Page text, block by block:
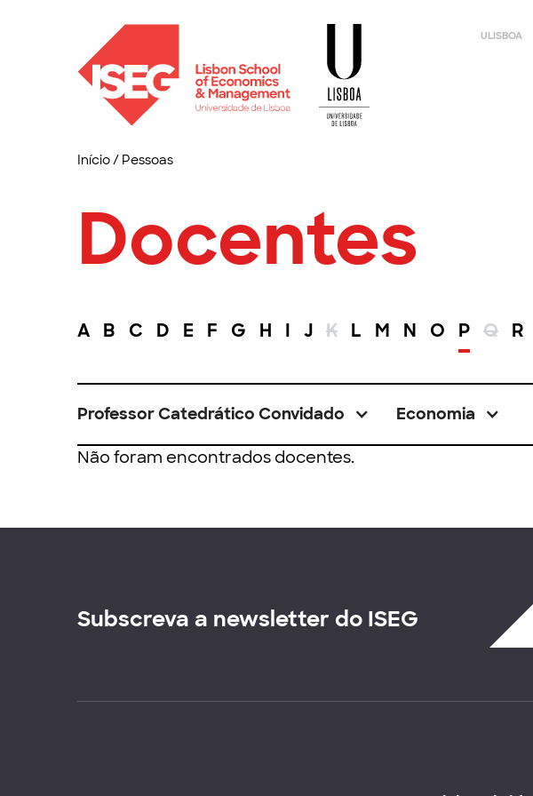
ULISBOA
Início/ Pessoas
Docentes
A B C D E F G H I J K L M N O P Q R
Professor Catedrático Convidado Economia
Não foram encontrados docentes.
Subscreva a newsletter do ISEG